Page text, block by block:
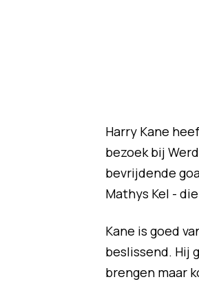
Harry Kane
bezoek bij
bevrijdende
Mathys Kel -
Kane is goed
beslissend. Hij
brengen maar